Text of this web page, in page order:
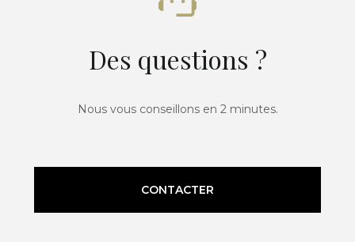
Des questions ?
Nous vous conseillons en 2 minutes.
CONTACTER